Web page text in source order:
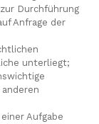
Durchführung
Anfrage der
unterliegt;
Aufgabe